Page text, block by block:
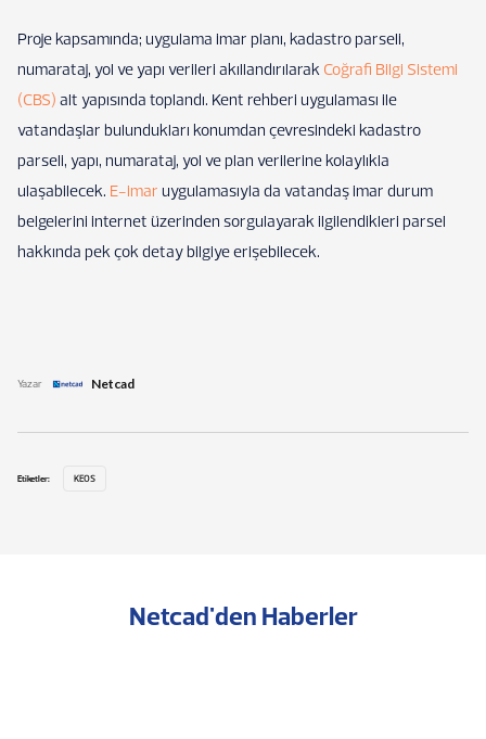
Proje kapsamında; uygulama imar planı, kadastro parseli,
numarataj, yol ve yapı verileri akıllandırılarak Coğrafi Bilgi Sistemi
(CBS) alt yapısında toplandı. Kent rehberi uygulaması ile
vatandaşlar bulundukları konumdan çevresindeki kadastro
parseli, yapı, numarataj, yol ve plan verilerine kolaylıkla
ulaşabilecek. E-imar uygulamasıyla da vatandaş imar durum
belgelerini internet üzerinden sorgulayarak ilgilendikleri parsel
hakkında pek çok detay bilgiye erişebilecek.
Yazar Netcad
Etiketler: KEOS
Netcad'den Haberler